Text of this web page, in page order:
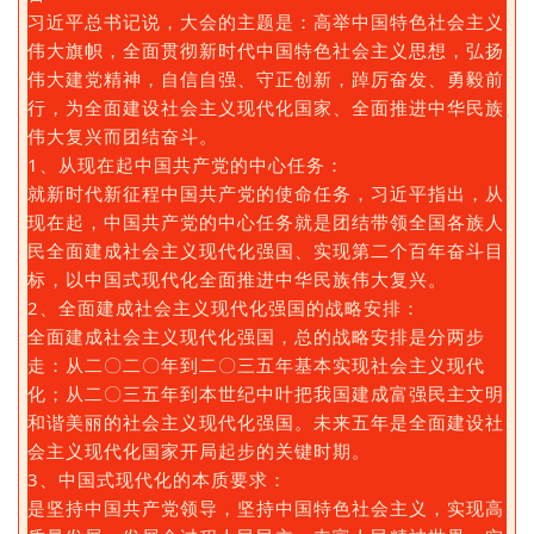
习近平总书记说，大会的主题是：高举中国特色社会主义
伟大旗帜，全面贯彻新时代中国特色社会主义思想，弘扬
伟大建党精神，自信自强、守正创新，踔厉奋发、勇毅前
行，为全面建设社会主义现代化国家、全面推进中华民族
伟大复兴而团结奋斗。
1、从现在起中国共产党的中心任务：
就新时代新征程中国共产党的使命任务，习近平指出，从
现在起，中国共产党的中心任务就是团结带领全国各族人
民全面建成社会主义现代化强国、实现第二个百年奋斗目
标，以中国式现代化全面推进中华民族伟大复兴。
2、全面建成社会主义现代化强国的战略安排：
全面建成社会主义现代化强国，总的战略安排是分两步
走：从二〇二〇年到二〇三五年基本实现社会主义现代
化；从二〇三五年到本世纪中叶把我国建成富强民主文明
和谐美丽的社会主义现代化强国。未来五年是全面建设社
会主义现代化国家开局起步的关键时期。
3、中国式现代化的本质要求：
是坚持中国共产党领导，坚持中国特色社会主义，实现高